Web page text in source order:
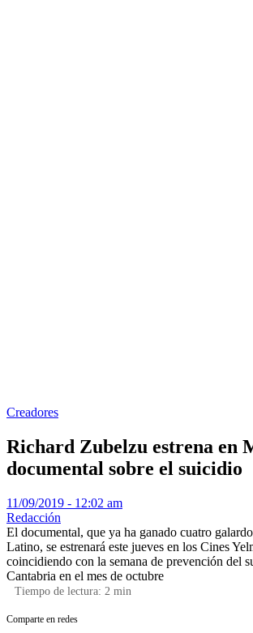
Creadores
Richard Zubelzu estrena en
documental sobre el suicidio
11/09/2019 - 12:02 am
Redacción
El documental, que ya ha ganado cuatro
Latino, se estrenará este jueves en los Cines
coincidiendo con la semana de prevención del
Cantabria en el mes de octubre
Tiempo de lectura: 2 min
Comparte en redes